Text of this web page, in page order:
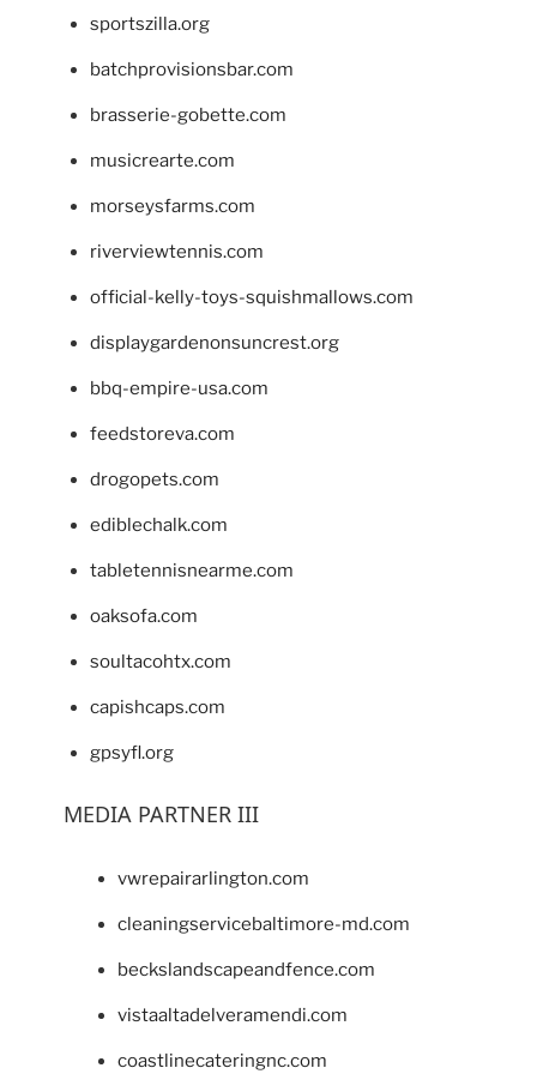
sportszilla.org
batchprovisionsbar.com
brasserie-gobette.com
musicrearte.com
morseysfarms.com
riverviewtennis.com
official-kelly-toys-squishmallows.com
displaygardenonsuncrest.org
bbq-empire-usa.com
feedstoreva.com
drogopets.com
ediblechalk.com
tabletennisnearme.com
oaksofa.com
soultacohtx.com
capishcaps.com
gpsyfl.org
MEDIA PARTNER III
vwrepairarlington.com
cleaningservicebaltimore-md.com
beckslandscapeandfence.com
vistaaltadelveramendi.com
coastlinecateringnc.com